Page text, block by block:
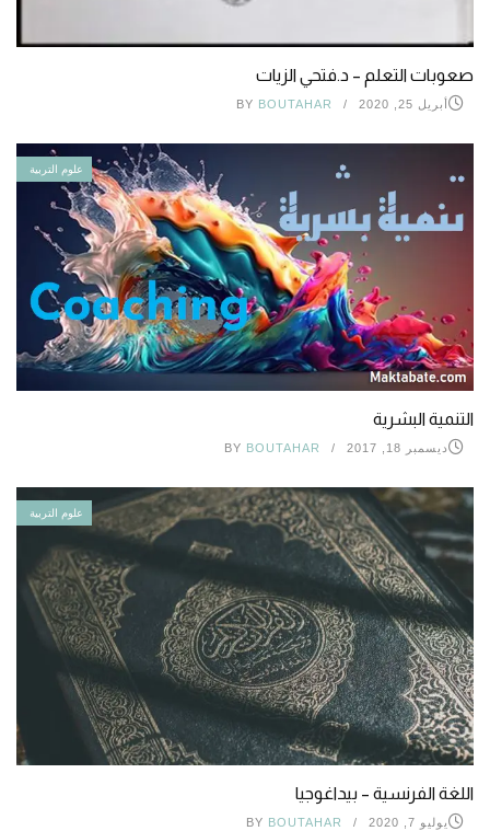
صعوبات التعلم – د.فتحي الزيات
أبريل 25, 2020 BY BOUTAHAR
علوم التربية
التنمية البشرية
ديسمبر 18, 2017 BY BOUTAHAR
علوم التربية
اللغة الفرنسية – بيداغوجيا
يوليو 7, 2020 BY BOUTAHAR